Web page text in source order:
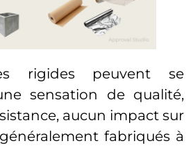
rigides peuvent se
sensation de qualité,
aucun impact sur
fabriqués à